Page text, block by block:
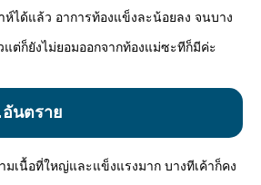
ห์ได้แล้ว อาการท้องแข็งละน้อยลง จนบาง
ต่ก็ยังไม่ยอมออกจากท้องแม่ซะทีก็มีค่ะ
นตราย
มเนื้อที่ใหญ่และแข็งแรงมาก บางทีเค้าก็คง